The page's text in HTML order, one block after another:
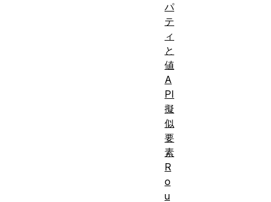
パ
テ
ィ
と
値
A
PI
擬
似
要
素
R
o
u